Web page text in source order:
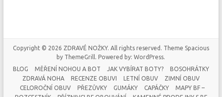
Copyright © 2026 ZDRAVÉ NOŽKY. All rights reserved. Theme Spacious
by ThemeGrill. Powered by:WordPress.
BLOG
MĚŘENÍ NOHOU A BOT JAK VYBÍRAT BOTY?
BOSOHRÁTKY
ZDRAVÁ NOHA
RECENZE OBUVI LETNÍ OBUV
ZIMNÍ OBUV
CELOROČNÍ OBUV
PŘEZŮVKY GUMÁKY CAPÁČKY
MAPY BF –